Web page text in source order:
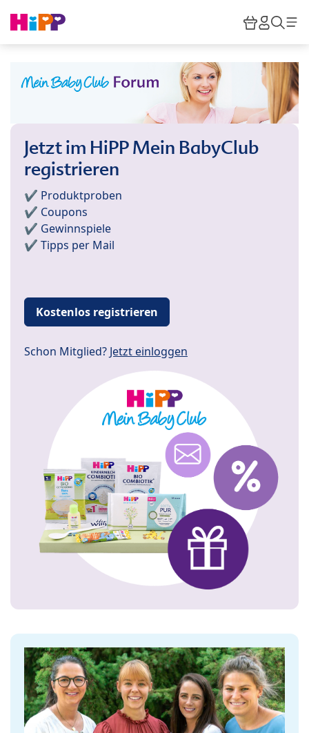
HiPP
Jetzt im HiPP Mein BabyClub
registrieren
✔️ Produktproben
✔️ Coupons
✔️ Gewinnspiele
✔️ Tipps per Mail
Kostenlos registrieren
Schon Mitglied? Jetzt einloggen